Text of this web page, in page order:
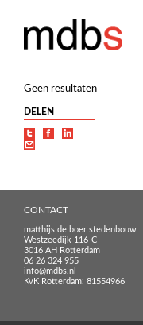
Geen resultaten
DELEN
CONTACT
matthijs de boer stedenbouw
Westzeedijk 116-C
3016 AH Rotterdam
06 26 324 955
info@mdbs.nl
KvK Rotterdam: 81554966